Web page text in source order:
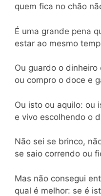
quem fica no chão
É uma grande pena
estar ao mesmo
Ou guardo o
ou compro o doce e
Ou isto ou aquilo: ou
e vivo escolhendo o
Não sei se brinco,
se saio correndo ou
Mas não consegui
qual é melhor: se é